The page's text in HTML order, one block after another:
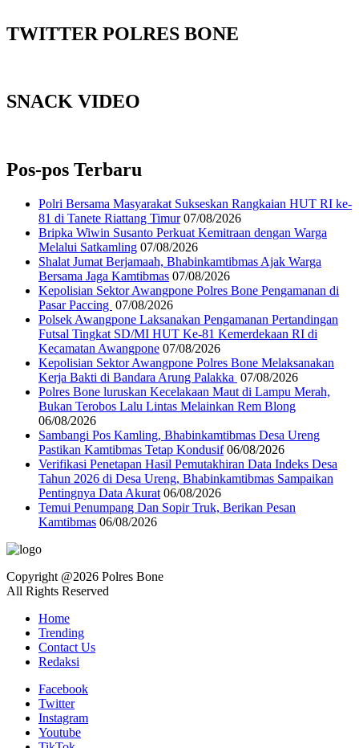
TWITTER POLRES BONE
SNACK VIDEO
Pos-pos Terbaru
Polri Bersama Masyarakat Sukseskan Rangkaian HUT RI ke-
81 di Tanete Riattang Timur 07/08/2026
Bripka Wiwin Susanto Perkuat Kemitraan dengan Warga
Melalui Satkamling 07/08/2026
Shalat Jumat Berjamaah, Bhabinkamtibmas Ajak Warga
Bersama Jaga Kamtibmas 07/08/2026
Kepolisian Sektor Awangpone Polres Bone Pengamanan di
Pasar Paccing ‎ 07/08/2026
Polsek Awangpone Laksanakan Pengamanan Pertandingan
Futsal Tingkat SD/MI HUT Ke-81 Kemerdekaan RI di
Kecamatan Awangpone 07/08/2026
‎Kepolisian Sektor Awangpone Polres Bone Melaksanakan
Kerja Bakti di Bandara Arung Palakka ‎ 07/08/2026
Polres Bone luruskan Kecelakaan Maut di Lampu Merah,
Bukan Terobos Lalu Lintas Melainkan Rem Blong
06/08/2026
Sambangi Pos Kamling, Bhabinkamtibmas Desa Ureng
Pastikan Kamtibmas Tetap Kondusif 06/08/2026
Verifikasi Penetapan Hasil Pemutakhiran Data Indeks Desa
Tahun 2026 di Desa Ureng, Bhabinkamtibmas Sampaikan
Pentingnya Data Akurat 06/08/2026
Temui Penumpang Dan Sopir Truk, Berikan Pesan
Kamtibmas 06/08/2026
Copyright @2026 Polres Bone
All Rights Reserved
Home
Trending
Contact Us
Redaksi
Facebook
Twitter
Instagram
Youtube